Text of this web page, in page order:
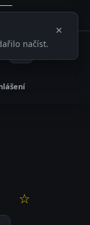
Vše →
☆
načíst.
×